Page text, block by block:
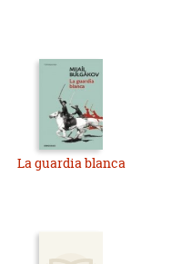
La guardia blanca